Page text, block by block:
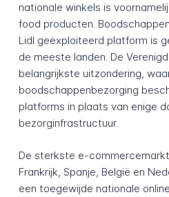
nationale winkels is
food producten.
Lidl geëxploiteerd platform is
de meeste landen. De
belangrijkste uitzondering,
boodschappenbezorging
platforms in plaats van enige
bezorginfrastructuur.
De sterkste e-
Frankrijk, Spanje, België en
een toegewijde nationale